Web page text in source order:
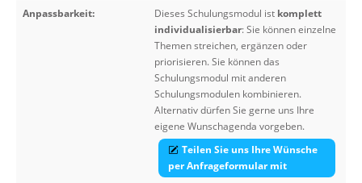
Anpassbarkeit: Dieses Schulungsmodul ist komplett
individualisierbar: Sie können einzelne
Themen streichen, ergänzen oder
priorisieren. Sie können das
Schulungsmodul mit anderen
Schulungsmodulen kombinieren.
Alternativ dürfen Sie gerne uns Ihre
eigene Wunschagenda vorgeben.
Teilen Sie uns Ihre Wünsche
per Anfrageformular mit